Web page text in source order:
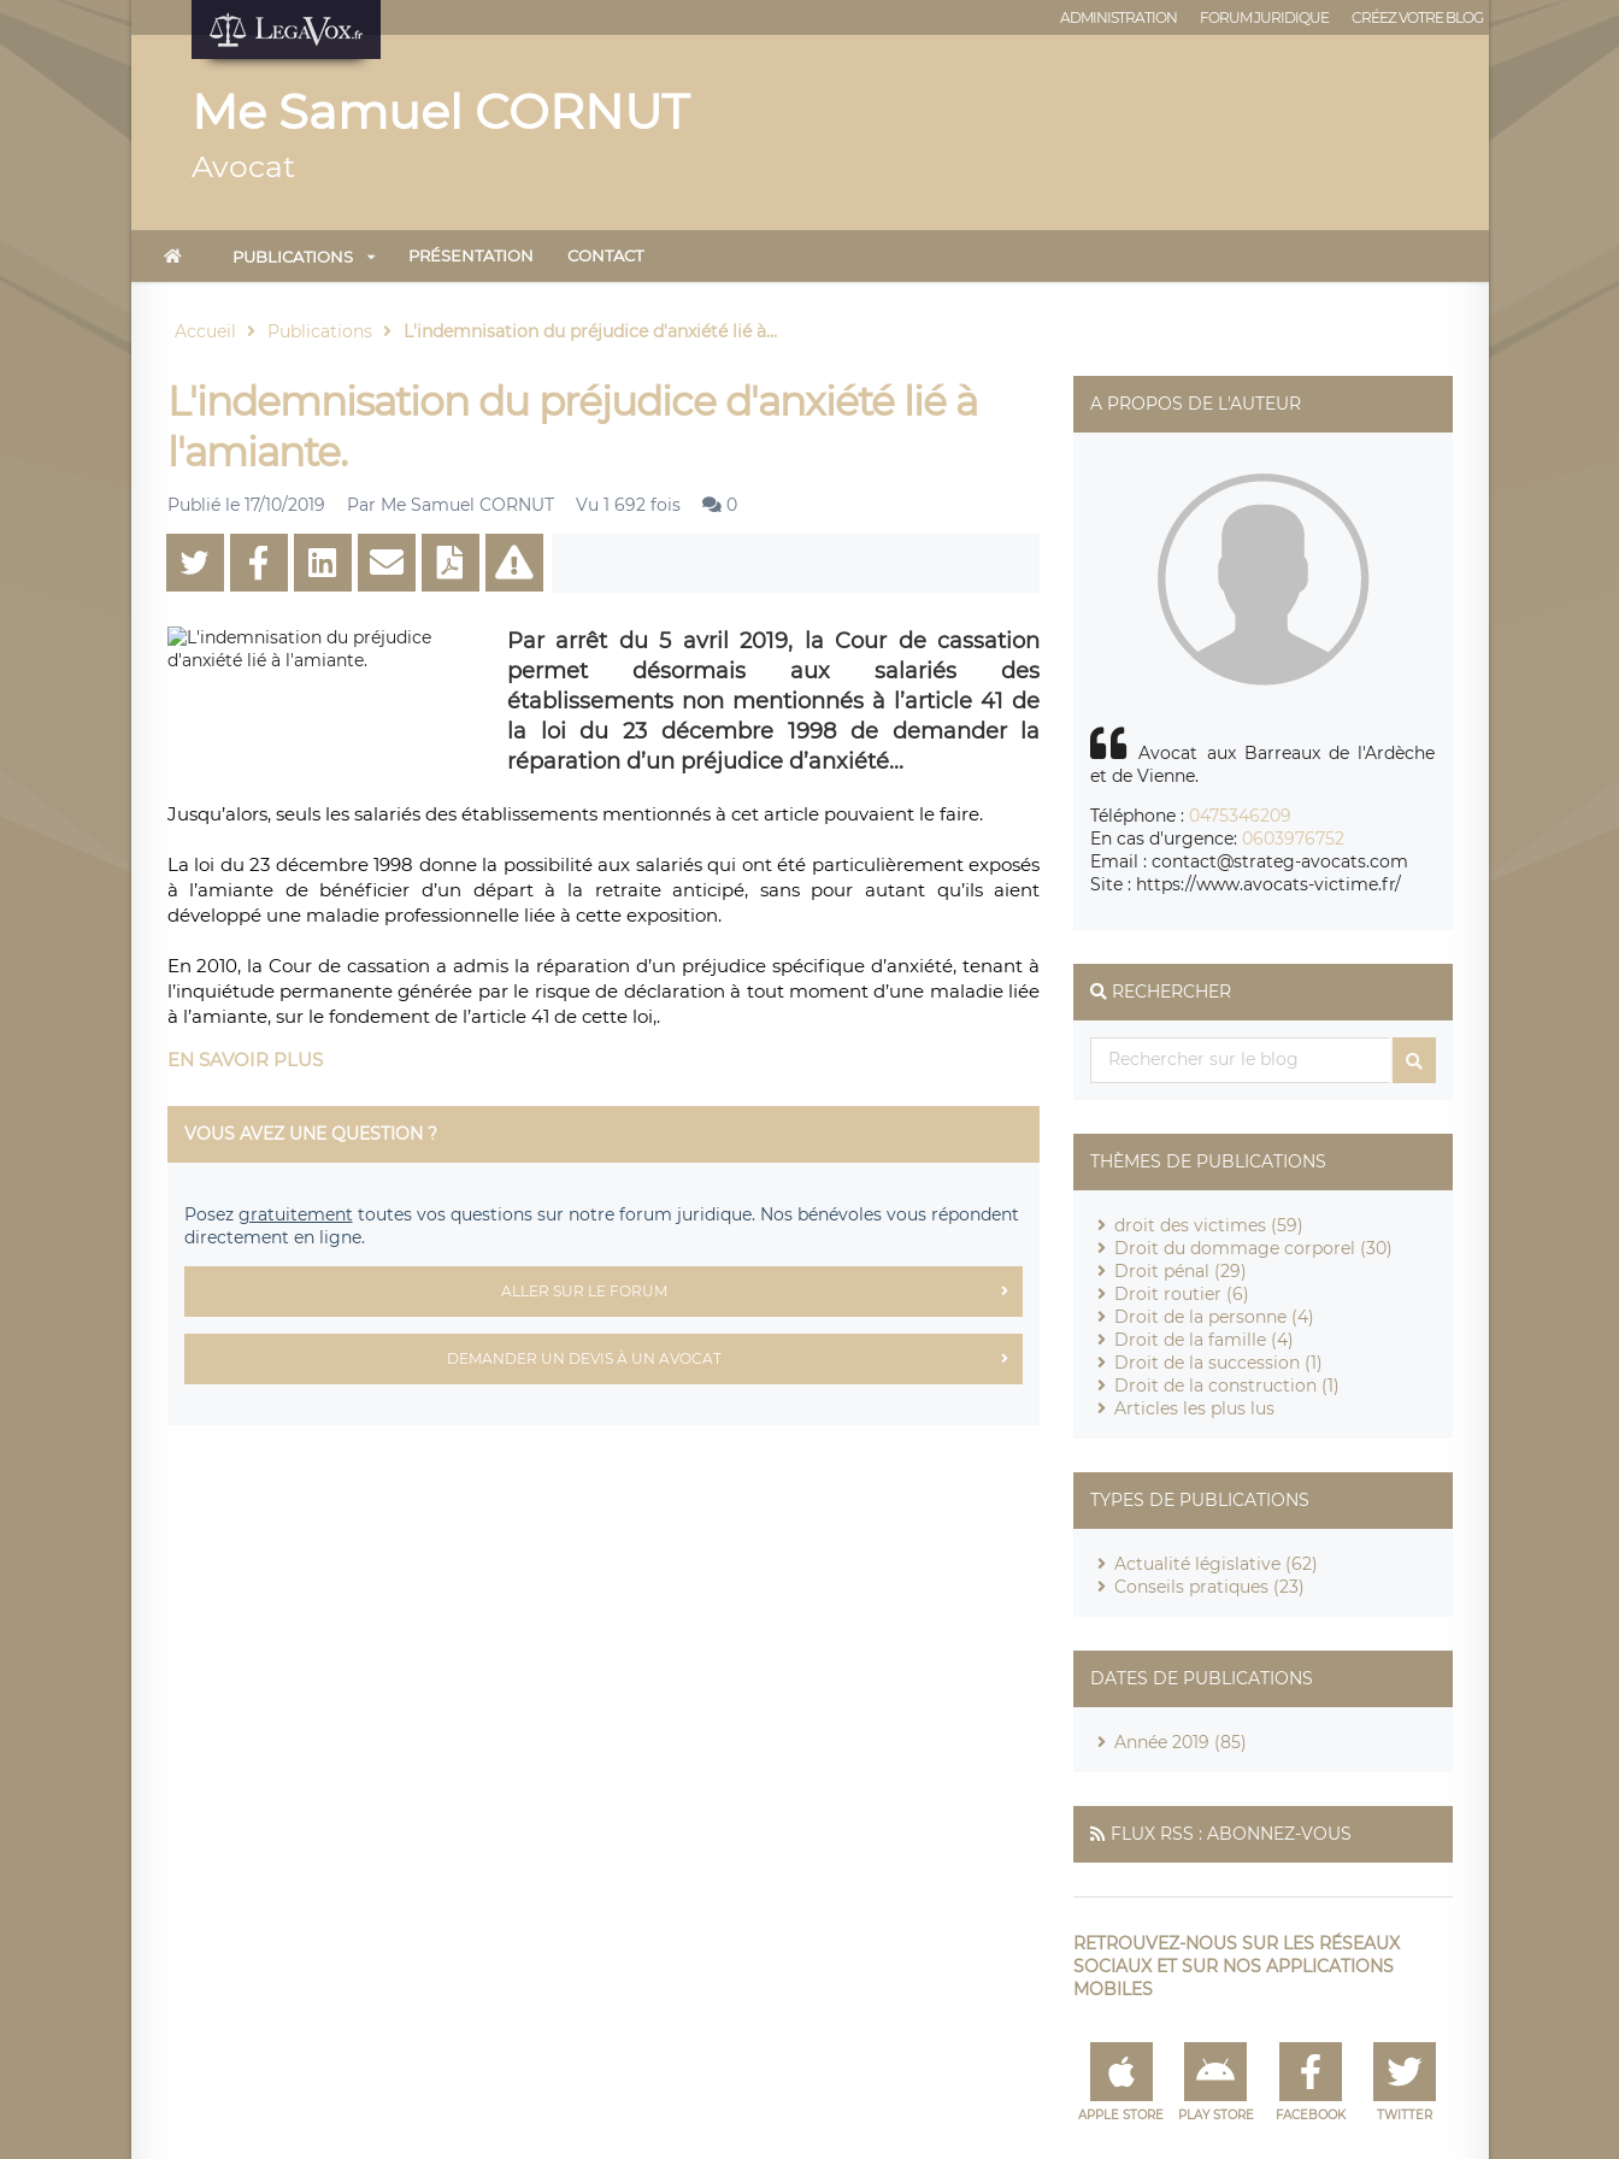
ADMINISTRATION FORUM JURIDIQUE CRÉEZ VOTRE BLOG
Me Samuel CORNUT
Avocat
PUBLICATIONS PRÉSENTATION CONTACT
Accueil Publications L'indemnisation du préjudice d'anxiété lié à...
L'indemnisation du préjudice d'anxiété lié à
l'amiante.
Publié le 17/10/2019 Par Me Samuel CORNUT Vu 1 692 fois 0
Par arrêt du 5 avril 2019, la Cour de cassation
permet désormais aux salariés des
établissements non mentionnés à l’article 41 de
la loi du 23 décembre 1998 de demander la
réparation d’un préjudice d’anxiété...
Jusqu’alors, seuls les salariés des établissements mentionnés à cet article pouvaient le faire.
La loi du 23 décembre 1998 donne la possibilité aux salariés qui ont été particulièrement exposés
à l’amiante de bénéficier d’un départ à la retraite anticipé, sans pour autant qu’ils aient
développé une maladie professionnelle liée à cette exposition.
En 2010, la Cour de cassation a admis la réparation d’un préjudice spécifique d’anxiété, tenant à
l’inquiétude permanente générée par le risque de déclaration à tout moment d’une maladie liée
à l’amiante, sur le fondement de l’article 41 de cette loi,.
EN SAVOIR PLUS
VOUS AVEZ UNE QUESTION ?
Posez gratuitement toutes vos questions sur notre forum juridique. Nos bénévoles vous répondent
directement en ligne.
ALLER SUR LE FORUM
DEMANDER UN DEVIS À UN AVOCAT
A PROPOS DE L'AUTEUR
Avocat aux Barreaux de l'Ardèche
et de Vienne.
Téléphone : 0475346209
En cas d'urgence: 0603976752
Email : contact@strateg-avocats.com
Site : https://www.avocats-victime.fr/
RECHERCHER
THÈMES DE PUBLICATIONS
droit des victimes (59)
Droit du dommage corporel (30)
Droit pénal (29)
Droit routier (6)
Droit de la personne (4)
Droit de la famille (4)
Droit de la succession (1)
Droit de la construction (1)
Articles les plus lus
TYPES DE PUBLICATIONS
Actualité législative (62)
Conseils pratiques (23)
DATES DE PUBLICATIONS
Année 2019 (85)
FLUX RSS : ABONNEZ-VOUS
RETROUVEZ-NOUS SUR LES RÉSEAUX
SOCIAUX ET SUR NOS APPLICATIONS
MOBILES
APPLE STORE PLAY STORE FACEBOOK TWITTER